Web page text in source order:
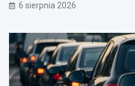
6 sierpnia 2026